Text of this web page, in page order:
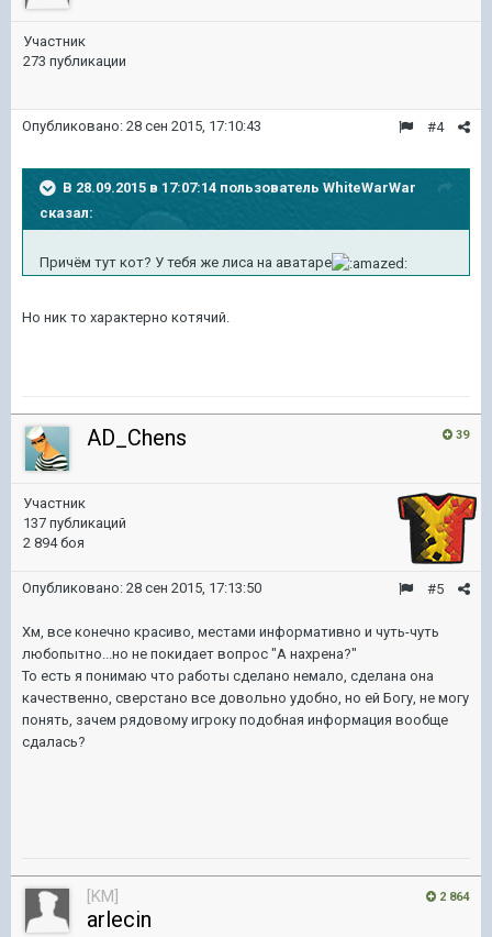
Участник
273 публикации
#4
Опубликовано: 28 сен 2015, 17:10:43
В 28.09.2015 в 17:07:14 пользователь WhiteWarWar
сказал:
Причём тут кот? У тебя же лиса на аватаре
Но ник то характерно котячий.
39
AD_Chens
Участник
137 публикаций
2 894 боя
#5
Опубликовано: 28 сен 2015, 17:13:50
Хм, все конечно красиво, местами информативно и чуть-чуть
любопытно...но не покидает вопрос "А нахрена?"
То есть я понимаю что работы сделано немало, сделана она
качественно, сверстано все довольно удобно, но ей Богу, не могу
понять, зачем рядовому игроку подобная информация вообще
сдалась?
2 864
[KM]
arlecin